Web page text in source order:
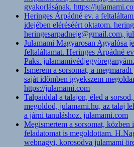
gyakorlásának. https://
Heringes Árpádné ev. a
idejében eléréséért oktatom.
heringesarpadneje@gmail.com,
Julamami Magyarosan Agyalósa
feltaláltamat. Heringes Árpádné
Paks.
Ismerem a sorsomat, a
saját időmben igyekszem
https://julamami.com
Talpaiddal a talajon, éled a
megoldod, julamami.hu, az talaj
a járni tanuláshoz. julamami.com
Megismertem a sorsomat, közben
feladatomat is megoldottam.
webnagyi, korosodva julamami